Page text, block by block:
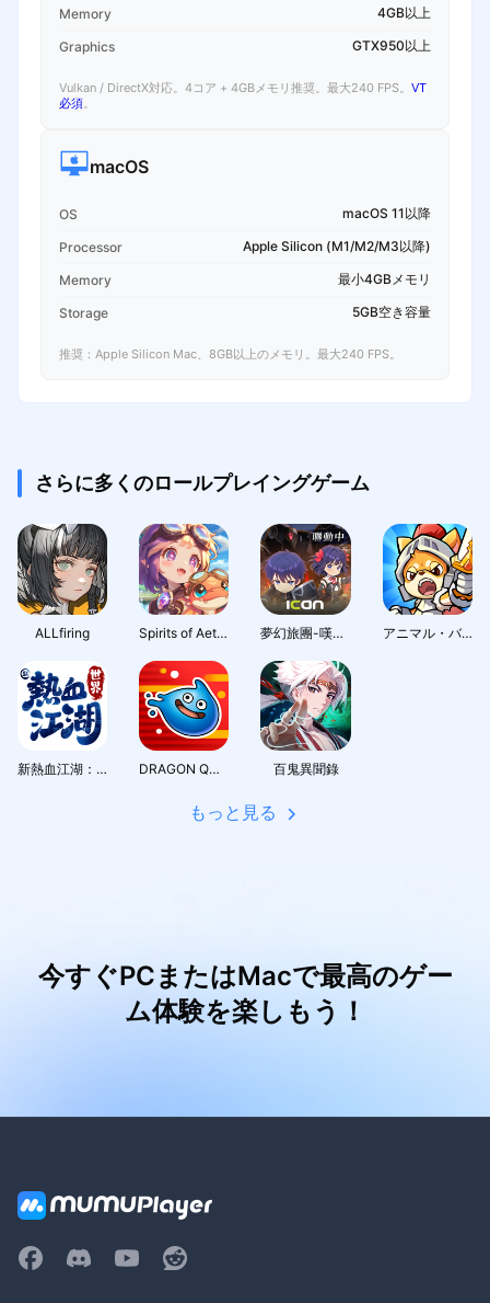
Memory 4GB以上
Graphics GTX950以上
Vulkan / DirectX対応。4コア + 4GBメモリ推奨。最大240 FPS。 VT
必須。
macOS
OS macOS 11以降
Processor Apple Silicon (M1/M2/M3以降)
Memory 最小4GBメモリ
Storage 5GB空き容量
推奨：Apple Silicon Mac、8GB以上のメモリ。最大240 FPS。
さらに多くのロールプレイングゲーム
ALLfiring Spirits of Aetheria 夢幻旅團-嘆氣的亡靈想隱退聯動 アニマル・バスターズ
新熱血江湖：世界 DRAGON QUEST Smash/Grow 百鬼異聞錄
もっと見る
今すぐPCまたはMacで最高のゲー
ム体験を楽しもう！